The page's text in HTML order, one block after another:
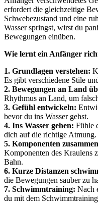
erfordert die gleichzeitige
Schwebezustand und eine
Wasser springst, wirst du
Bewegungen einüben.
Wie lernt ein Anfänger
1. Grundlagen verstehen:
Es gibt verschiedene Stile
2. Bewegungen an Land
Rhythmus an Land, um
3. Gefühl entwickeln:
bevor du ins Wasser gehst.
4. Ins Wasser gehen: Fühle
dich auf die richtige Atmung.
5. Komponenten
Komponenten des Kraulens
Bahn.
6. Kurze Distanzen
die Bewegungen sauber zu
7. Schwimmtraining: Nach
du mit dem